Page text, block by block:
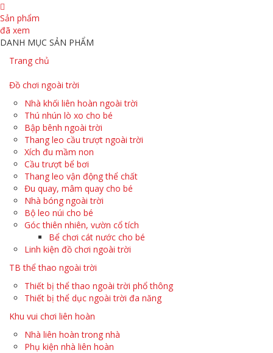
Sản phẩm
đã xem
DANH MỤC SẢN PHẨM
Trang chủ
Đồ chơi ngoài trời
Nhà khối liên hoàn ngoài trời
Thú nhún lò xo cho bé
Bập bênh ngoài trời
Thang leo cầu trượt ngoài trời
Xích đu mầm non
Cầu trượt bể bơi
Thang leo vận động thể chất
Đu quay, mâm quay cho bé
Nhà bóng ngoài trời
Bộ leo núi cho bé
Góc thiên nhiên, vườn cổ tích
Bể chơi cát nước cho bé
Linh kiện đồ chơi ngoài trời
TB thể thao ngoài trời
Thiết bị thể thao ngoài trời phổ thông
Thiết bị thể dục ngoài trời đa năng
Khu vui chơi liên hoàn
Nhà liên hoàn trong nhà
Phụ kiện nhà liên hoàn